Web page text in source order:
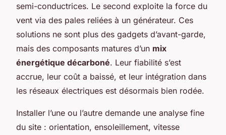
semi-conductrices. Le second exploite la force du
vent via des pales reliées à un générateur. Ces
solutions ne sont plus des gadgets d’avant-garde,
mais des composants matures d’un mix
énergétique décarboné. Leur fiabilité s’est
accrue, leur coût a baissé, et leur intégration dans
les réseaux électriques est désormais bien rodée.
Installer l’une ou l’autre demande une analyse fine
du site : orientation, ensoleillement, vitesse